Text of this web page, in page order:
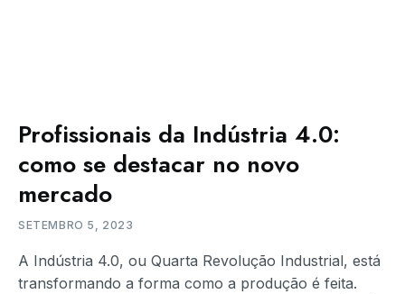
Profissionais da Indústria 4.0:
como se destacar no novo
mercado
SETEMBRO 5, 2023
A Indústria 4.0, ou Quarta Revolução Industrial, está
transformando a forma como a produção é feita.